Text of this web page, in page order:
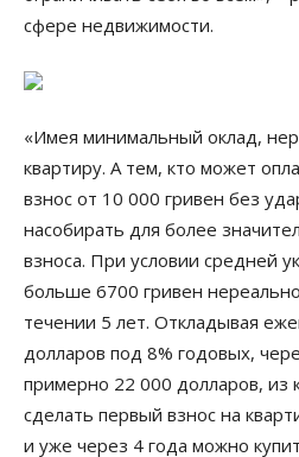
сфере недвижимости.
«Имея минимальный оклад,
квартиру. А тем, кто может
взнос от 10 000 гривен без
насобирать для более
взноса. При условии средней
больше 6700 гривен
течении 5 лет. Откладывая
долларов под 8% годовых,
примерно 22 000 долларов, из
сделать первый взнос на
и уже через 4 года можно